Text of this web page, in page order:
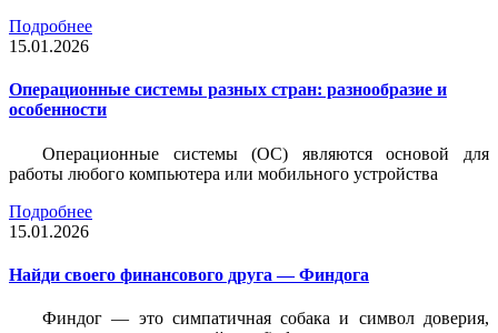
Подробнее
15.01.2026
Операционные системы разных стран: разнообразие и
особенности
Операционные системы (ОС) являются основой для
работы любого компьютера или мобильного устройства
Подробнее
15.01.2026
Найди своего финансового друга — Финдога
Финдог — это симпатичная собака и символ доверия,